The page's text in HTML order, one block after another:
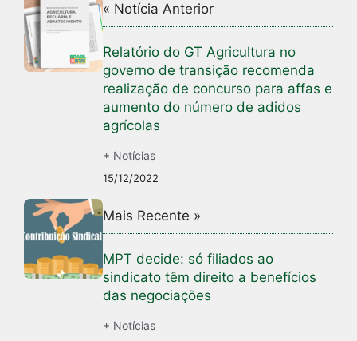
« Notícia Anterior
Relatório do GT Agricultura no
governo de transição recomenda
realização de concurso para affas e
aumento do número de adidos
agrícolas
+ Notícias
15/12/2022
Mais Recente »
MPT decide: só filiados ao
sindicato têm direito a benefícios
das negociações
+ Notícias